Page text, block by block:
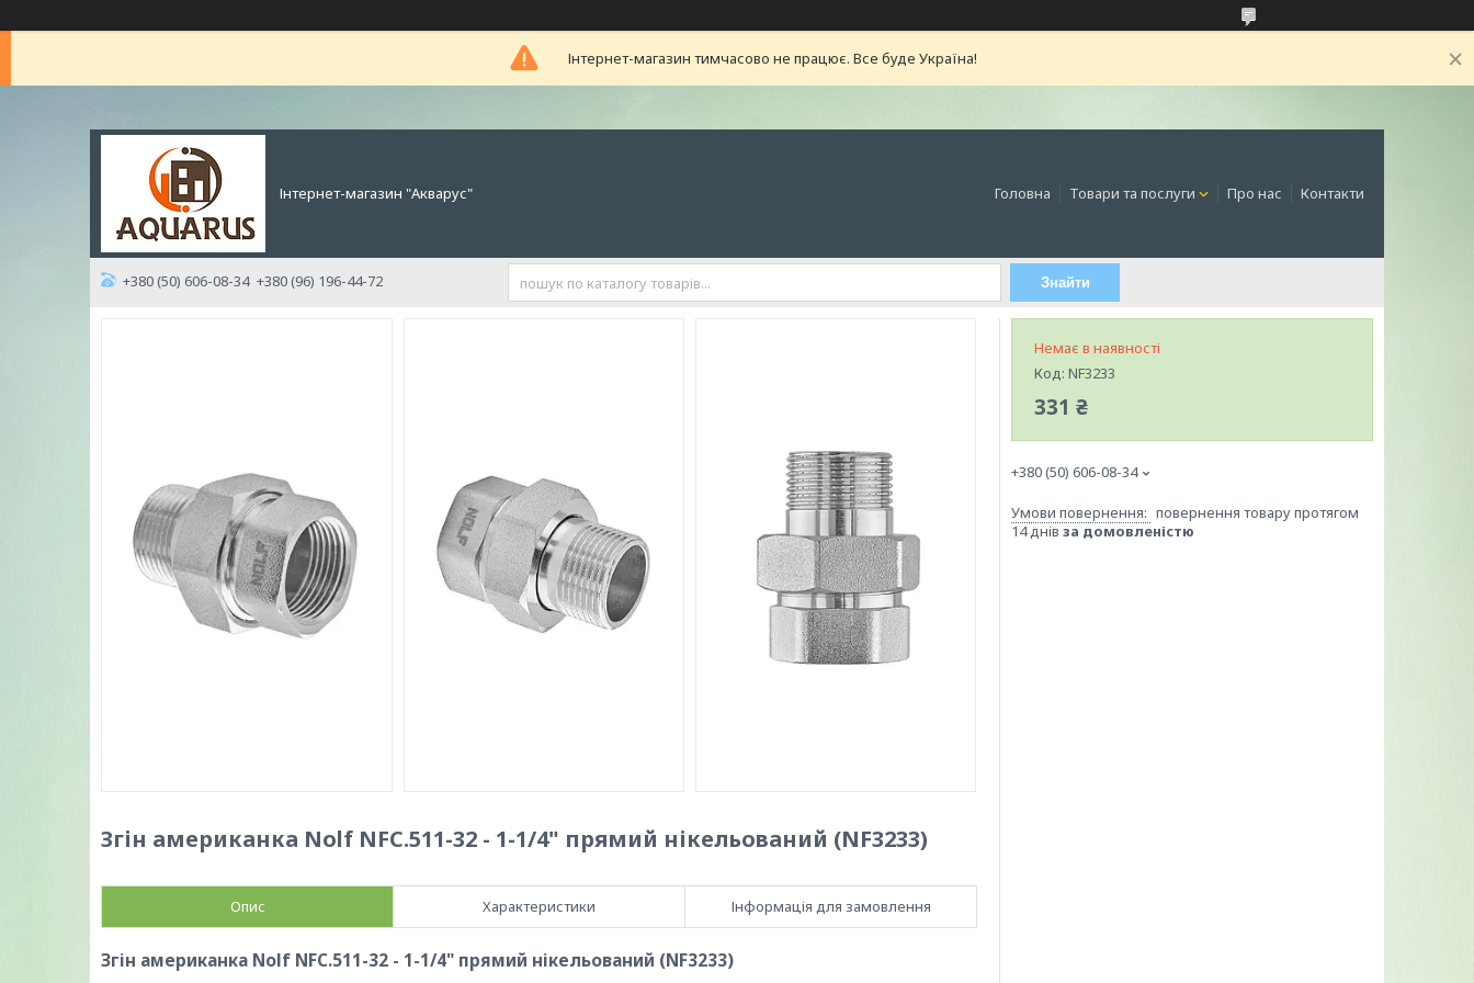
Інтернет-магазин тимчасово не працює. Все буде Україна!
Інтернет-магазин "Акварус" Головна Товари та послуги Про нас Контакти
+380 (50) 606-08-34 +380 (96) 196-44-72 Знайти
Згін американка Nolf NFC.511-32 - 1-1/4" прямий нікельований (NF3233)
Опис Характеристики Інформація для замовлення
Згін американка Nolf NFC.511-32 - 1-1/4" прямий нікельований (NF3233)
Немає в наявності
Код: NF3233
331 ₴
+380 (50) 606-08-34
повернення товару протягом
14 днів за домовленістю